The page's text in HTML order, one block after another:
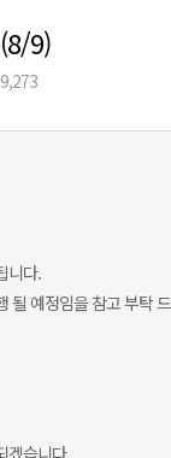
9)
니다.
될 예정임을 참고 부탁
겠습니다.